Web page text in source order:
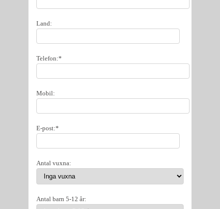
Land:
Telefon:*
Mobil:
E-post:*
Antal vuxna:
Antal barn 5-12 år: